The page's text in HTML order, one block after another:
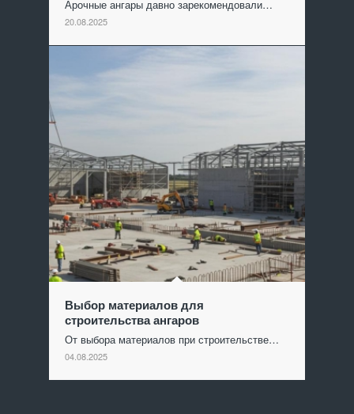
Арочные ангары давно зарекомендовали…
20.08.2025
Выбор материалов для
строительства ангаров
От выбора материалов при строительстве…
04.08.2025